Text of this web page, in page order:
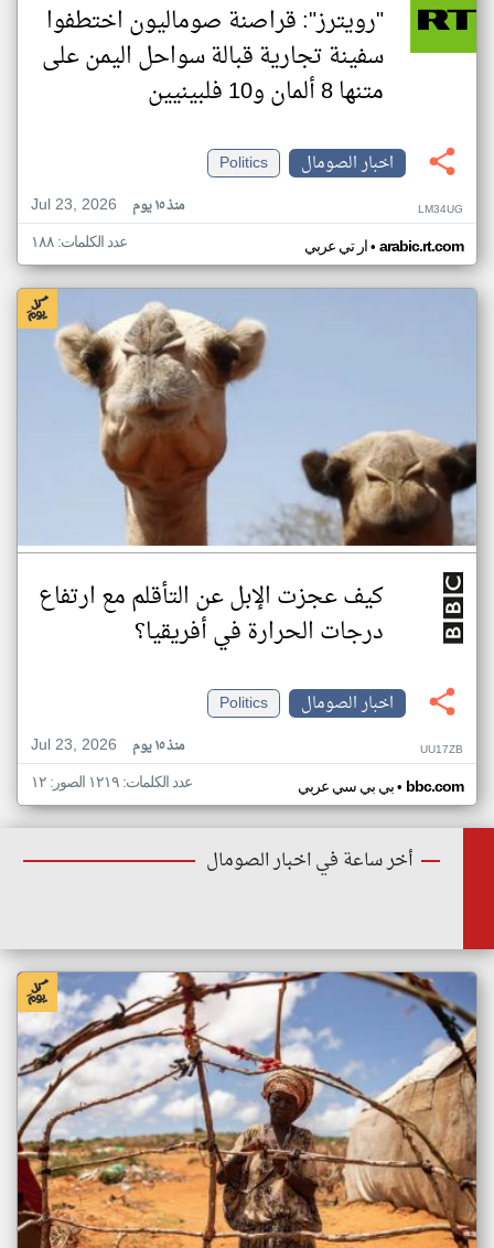
"رويترز": قراصنة صوماليون اختطفوا
سفينة تجارية قبالة سواحل اليمن على
متنها 8 ألمان و10 فلبينيين
اخبار الصومال
Politics
Jul 23, 2026
منذ ١٥ يوم LM34UG
ار تي عربي• arabic.rt.com عدد الكلمات: ١٨٨
كيف عجزت الإبل عن التأقلم مع ارتفاع
درجات الحرارة في أفريقيا؟
اخبار الصومال
Politics
Jul 23, 2026
منذ ١٥ يوم UU17ZB
بي بي سي عربي• bbc.com عدد الكلمات: ١٢١٩ الصور: ١٢
أخر ساعة في اخبار الصومال